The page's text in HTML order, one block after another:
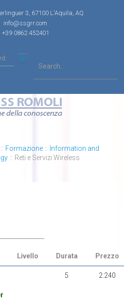
3, 67100 L'Aquila, AQ
info@ssgrr.com
+39 0862 452401
:: Formazione :: Information and
:: Reti e Servizi Wireless
Livello Durata Prezzo
5 2.240